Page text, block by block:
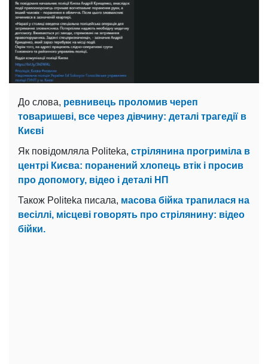
До слова, ревнивець проломив череп
товаришеві, все через дівчину: деталі трагедії в
Києві
Як повідомляла Politeka, стрілянина прогриміла в
центрі Києва: поранений хлопець втік і просив
про допомогу, відео і деталі НП
Також Politeka писала, масова бійка трапилася на
весіллі, місцеві говорять про стрілянину: відео
бійки.